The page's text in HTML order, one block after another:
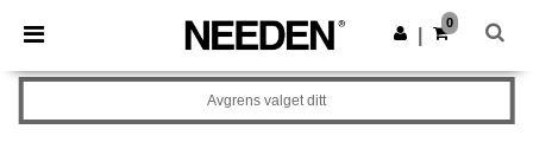
× Needen-app
Bedre priser i appen!
Last ned app
0
Avgrens valget ditt